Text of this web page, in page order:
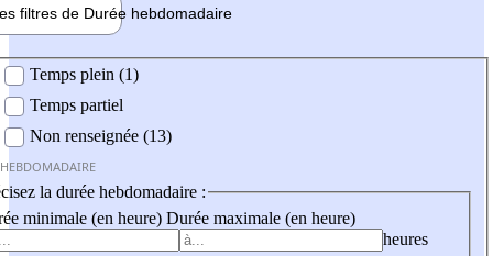
filtres de Durée hebdomadaire
Temps plein (1)
Temps partiel
Non renseignée (13)
la durée hebdomadaire :
minimale (en heure) Durée maximale (en heure)
heures